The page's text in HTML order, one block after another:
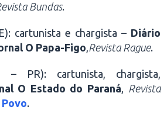
Bundas.
cartunista e chargista – Diário
O Papa-Figo,Revista Rague.
– PR): cartunista, chargista,
O Estado do Paraná, Revista
.